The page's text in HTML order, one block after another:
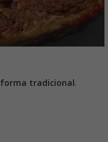
forma tradicional.